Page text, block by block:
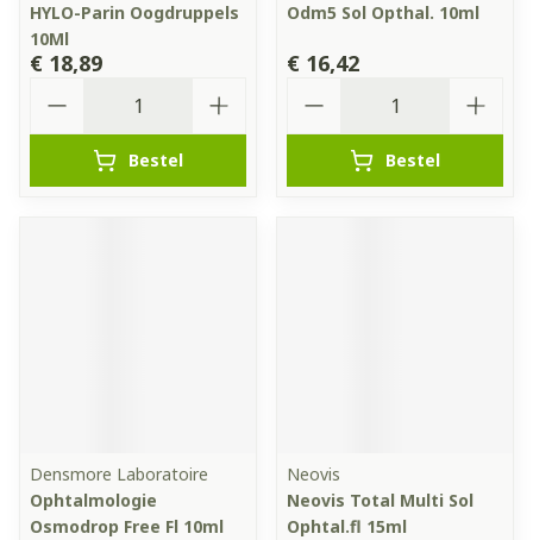
HYLO-Parin Oogdruppels
10Ml
€ 18,89
Bestel
Odm5 Sol Opthal. 10ml
€ 16,42
Bestel
Densmore Laboratoire
Ophtalmologie
Osmodrop Free Fl 10ml
Neovis
Neovis Total Multi Sol
Ophtal.fl 15ml